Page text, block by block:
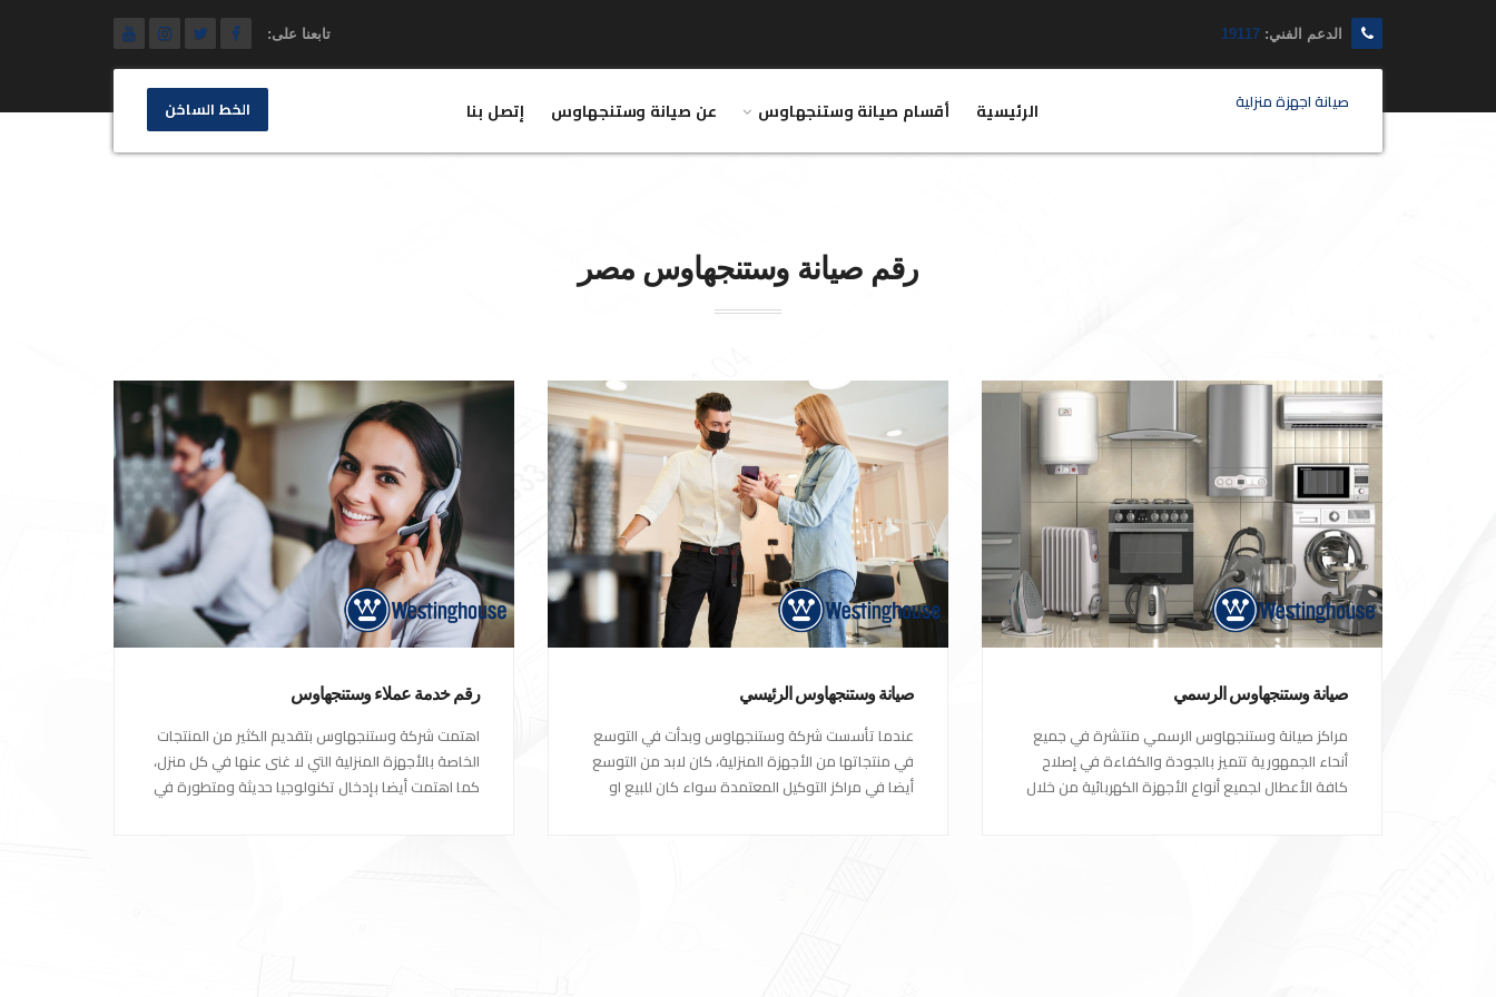
الدعم الفني: 19117 تابعنا على:
صيانة اجهزة منزلية الرئيسية أقسام صيانة وستنجهاوس عن صيانة وستنجهاوس إتصل بنا الخط الساخن
رقم صيانة وستنجهاوس مصر
صيانة وستنجهاوس الرسمي
مراكز صيانة وستنجهاوس الرسمي منتشرة في جميع
أنحاء الجمهورية تتميز بالجودة والكفاءة في إصلاح
كافة الأعطال لجميع أنواع الأجهزة الكهربائية من خلال
صيانة وستنجهاوس الرئيسي
عندما تأسست شركة وستنجهاوس وبدأت في التوسع
في منتجاتها من الأجهزة المنزلية، كان لابد من التوسع
أيضا في مراكز التوكيل المعتمدة سواء كان للبيع او
رقم خدمة عملاء وستنجهاوس
اهتمت شركة وستنجهاوس بتقديم الكثير من المنتجات
الخاصة بالأجهزة المنزلية التي لا غنى عنها في كل منزل،
كما اهتمت أيضا بإدخال تكنولوجيا حديثة ومتطورة في